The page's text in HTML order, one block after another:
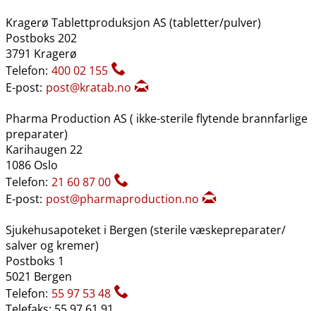
Kragerø Tablettproduksjon AS (tabletter​/​pulver)
Postboks 202
3791 Kragerø
Telefon: 400 02 155
E-post: post@kratab.no
Pharma Production AS ( ikke-sterile flytende brannfarlige
preparater)
Karihaugen 22
1086 Oslo
Telefon: 21 60 87 00
E-post: post@pharmaproduction.no
Sjukehusapoteket i Bergen (sterile væskepreparater​/​
salver og kremer)
Postboks 1
5021 Bergen
Telefon: 55 97 53 48